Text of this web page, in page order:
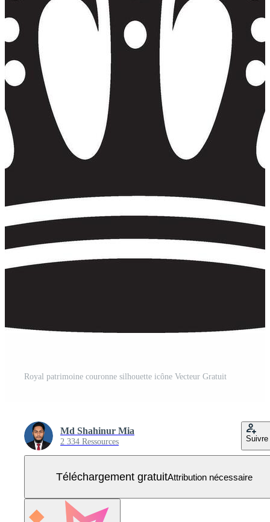
Royal patrimoine couronne silhouette icône Vecteur Gratuit
Md Shahinur Mia
2 334 Ressources Suivre
Téléchargement gratuitAttribution nécessaire